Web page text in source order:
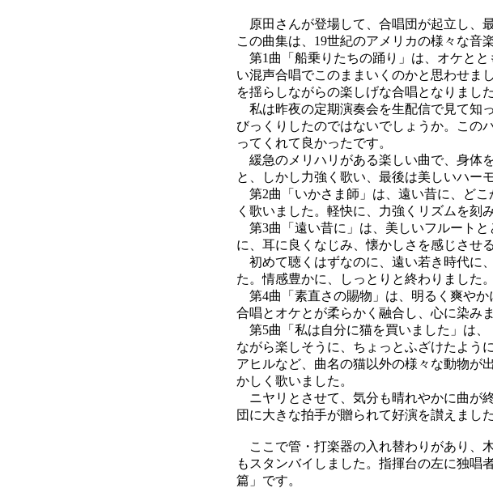
原田さんが登場して、合唱団が起立し、
この曲集は、19世紀のアメリカの様々な音
第1曲「船乗りたちの踊り」は、オケと
い混声合唱でこのままいくのかと思わせま
を揺らしながらの楽しげな合唱となりました
私は昨夜の定期演奏会を生配信で見て知
びっくりしたのではないでしょうか。この
ってくれて良かったです。
緩急のメリハリがある楽しい曲で、身体
と、しかし力強く歌い、最後は美しいハー
第2曲「いかさま師」は、遠い昔に、ど
く歌いました。軽快に、力強くリズムを刻
第3曲「遠い昔に」は、美しいフルートと
に、耳に良くなじみ、懐かしさを感じさせ
初めて聴くはずなのに、遠い若き時代に
た。情感豊かに、しっとりと終わりました
第4曲「素直さの賜物」は、明るく爽やか
合唱とオケとが柔らかく融合し、心に染みま
第5曲「私は自分に猫を買いました」は
ながら楽しそうに、ちょっとふざけたよう
アヒルなど、曲名の猫以外の様々な動物が
かしく歌いました。
ニヤリとさせて、気分も晴れやかに曲が
団に大きな拍手が贈られて好演を讃えました
ここで管・打楽器の入れ替わりがあり、
もスタンバイしました。指揮台の左に独唱
篇」です。